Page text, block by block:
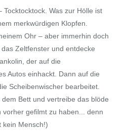
Tocktocktock. Was zur Hölle ist
merkwürdigen Klopfen.
Ohr – aber immerhin doch
Zeltfenster und entdecke
der auf die
Autos einhackt. Dann auf die
Scheibenwischer bearbeitet.
Bett und vertreibe das blöde
vorher gefilmt zu haben... denn
kein Mensch!)